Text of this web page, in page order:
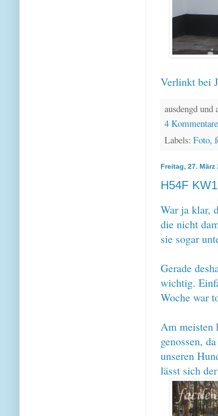
Verlinkt bei
ausdengd
4
Labels: Foto,
Freitag, 27. März
H54F
War ja klar,
die nicht
sie sogar
Gerade
wichtig.
Woche war
Am meisten
genossen,
unseren
lässt sich